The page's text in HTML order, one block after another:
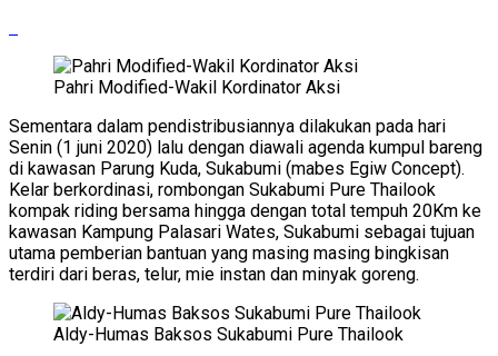
Pahri Modified-Wakil Kordinator Aksi
Sementara dalam pendistribusiannya dilakukan pada hari
Senin (1 juni 2020) lalu dengan diawali agenda kumpul bareng
di kawasan Parung Kuda, Sukabumi (mabes Egiw Concept).
Kelar berkordinasi, rombongan Sukabumi Pure Thailook
kompak riding bersama hingga dengan total tempuh 20Km ke
kawasan Kampung Palasari Wates, Sukabumi sebagai tujuan
utama pemberian bantuan yang masing masing bingkisan
terdiri dari beras, telur, mie instan dan minyak goreng.
Aldy-Humas Baksos Sukabumi Pure Thailook